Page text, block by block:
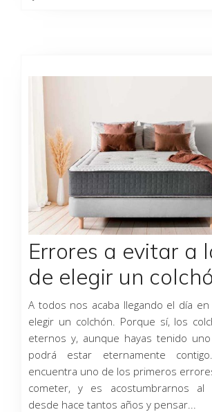
Errores a evitar a
de elegir un
A todos nos acaba llegando el día
elegir un colchón. Porque sí, los
eternos y, aunque hayas tenido
podrá estar eternamente
encuentra uno de los primeros
cometer, y es acostumbrarnos al
desde hace tantos años y pensar...